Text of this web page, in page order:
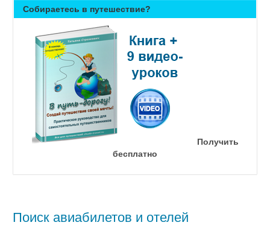
Собираетесь в путешествие?
Получить
бесплатно
Поиск авиабилетов и отелей